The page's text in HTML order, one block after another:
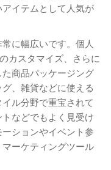
イテムとして人気が
に幅広いです。個人
カスタマイズ、さらに
商品パッケージング
、雑貨などに使える
ル分野で重宝されて
などでもよく見受け
ションやイベント参
ーケティングツール